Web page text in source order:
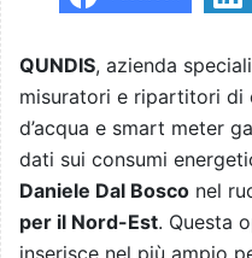
QUNDIS, azienda
misuratori e ripartitori di
d’acqua e smart meter
dati sui consumi
Daniele Dal Bosco nel
per il Nord-Est. Questa